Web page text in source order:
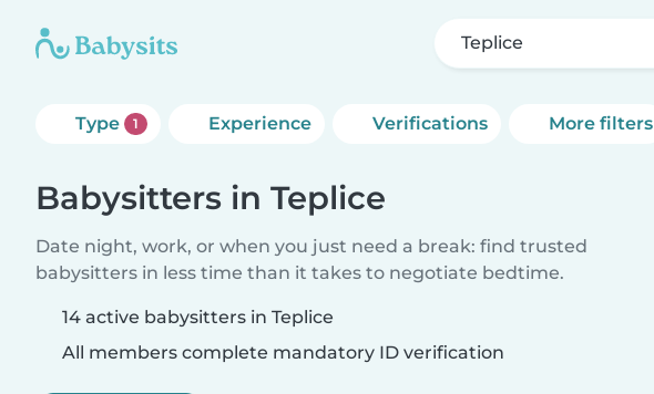
Teplice
Type 1 Experience Verifications More filters
Babysitters in Teplice
Date night, work, or when you just need a break: find trusted
babysitters in less time than it takes to negotiate bedtime.
14 active babysitters in Teplice
All members complete mandatory ID verification